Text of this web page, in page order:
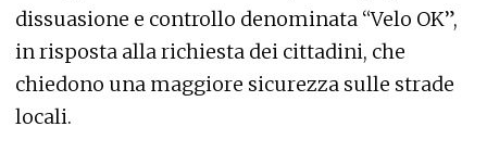
dissuasione e controllo denominata “Velo OK”,
in risposta alla richiesta dei cittadini, che
chiedono una maggiore sicurezza sulle strade
locali.